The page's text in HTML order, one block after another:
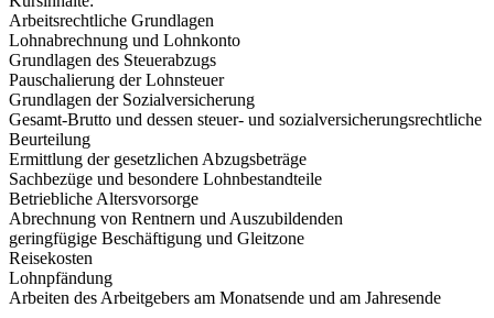
Arbeitsrechtliche Grundlagen
Lohnabrechnung und Lohnkonto
Grundlagen des Steuerabzugs
Pauschalierung der Lohnsteuer
Grundlagen der Sozialversicherung
Gesamt-Brutto und dessen steuer- und sozialversicherungsrechtliche
Beurteilung
Ermittlung der gesetzlichen Abzugsbeträge
Sachbezüge und besondere Lohnbestandteile
Betriebliche Altersvorsorge
Abrechnung von Rentnern und Auszubildenden
geringfügige Beschäftigung und Gleitzone
Reisekosten
Lohnpfändung
Arbeiten des Arbeitgebers am Monatsende und am Jahresende